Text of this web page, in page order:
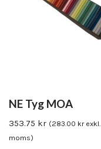
NE Tyg MOA
353.75 kr (283.00 krexkl.
moms)